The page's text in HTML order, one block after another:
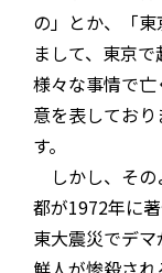
の」とか、「
まして、東京
様々な事情で
意を表してお
す。
しかし、その
都が1972年に
東大震災でデ